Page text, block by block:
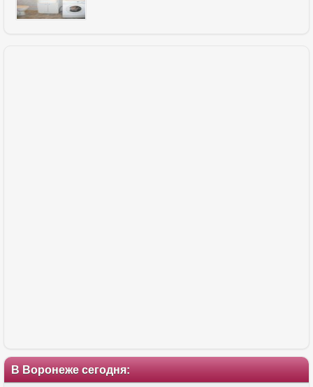
В Воронеже сегодня: